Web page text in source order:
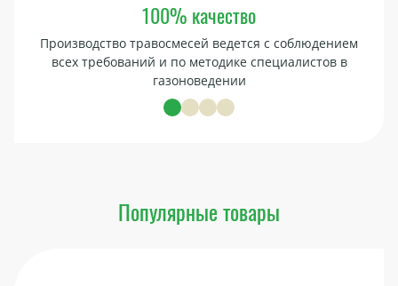
100% качество
Производство травосмесей ведется с соблюдением
всех требований и по методике специалистов в
газоноведении
Популярные товары